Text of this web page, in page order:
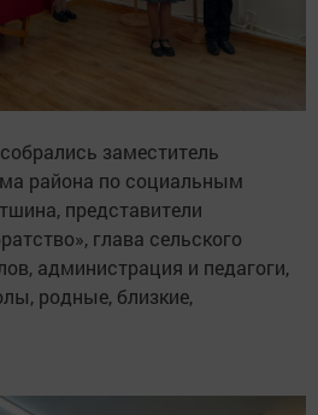
заместитель
района по социальным
представители
глава сельского
администрация и педагоги,
родные, близкие,